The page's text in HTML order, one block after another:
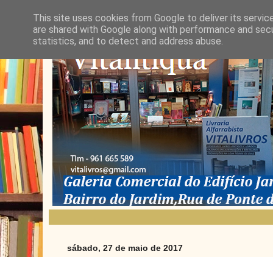
sábado, 27 de maio de 2017
This site uses cookies from Google to deliver its
are shared with Google along with performance and
statistics, and to detect and address abuse.